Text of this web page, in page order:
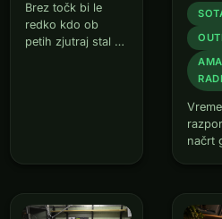
Brez točk bi le
redko kdo ob
petih zjutraj stal na
podatkovno polje.
načrt
prvi